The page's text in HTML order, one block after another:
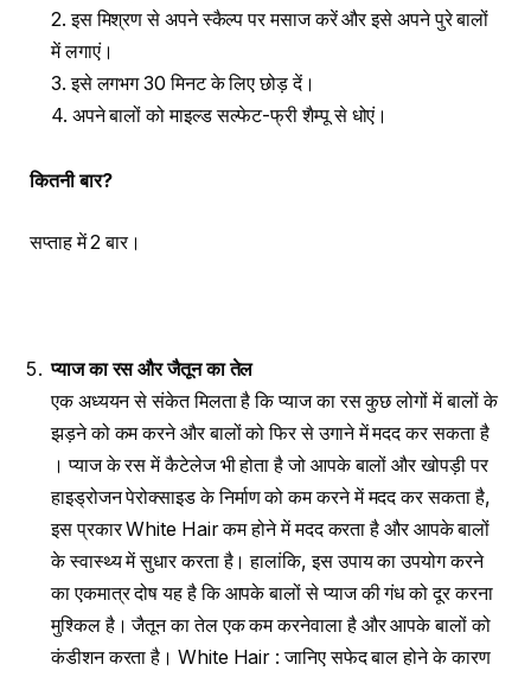
2. इस मिश्रण से अपने स्कैल्प पर मसाज करें और इसे अपने पुरे बालों
में लगाएं।
3. इसे लगभग 30 मिनट के लिए छोड़ दें।
4. अपने बालों को माइल्ड सल्फेट-फ्री शैम्पू से धोएं।
कितनी बार?
सप्ताह में 2 बार।
प्याज का रस और जैतून का तेल
एक अध्ययन से संकेत मिलता है कि प्याज का रस कुछ लोगों में बालों के
झड़ने को कम करने और बालों को फिर से उगाने में मदद कर सकता है
। प्याज के रस में कैटेलेज भी होता है जो आपके बालों और खोपड़ी पर
हाइड्रोजन पेरोक्साइड के निर्माण को कम करने में मदद कर सकता है,
इस प्रकार White Hair कम होने में मदद करता है और आपके बालों
के स्वास्थ्य में सुधार करता है। हालांकि, इस उपाय का उपयोग करने
का एकमात्र दोष यह है कि आपके बालों से प्याज की गंध को दूर करना
मुश्किल है। जैतून का तेल एक कम करनेवाला है और आपके बालों को
कंडीशन करता है। White Hair : जानिए सफेद बाल होने के कारण